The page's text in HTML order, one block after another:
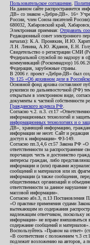
Пользовательское соглашение
На данном сайте распространяется
ДВ» со знаком «Дебри-ДВ». 16+
России, член Союза писателей
680032, Хабаровский край,
Электронная приемная: Отправить
Редакционный совет электронного
началах): К.А. Пронякин, И.Ю.
Л.Н. Левина, А.Ю. Жданов, Е.Н.
Свидетельство о регистрации СМИ
Федеральной службой по надзору в
коммуникаций (Роскомнадзор)
Федерация, зарубежные страны.
В 2006 г. проект «Дебри-ДВ» был
№ 125 «Об архивном деле в
Основной фонд архива составляют
рукописи по дальневосточной (РФ)
открытым в электронном виде,
документы к частной собственности
Гражданского кодекса РФ
Согласно ч.2. п.3. ст.17
информационных технологий и
информационных технологиях и о
ДВ», хранящий информацию,
информации не несет. Сайт и
доступ к информации» ФЗ-149.
Согласно пп.3,4,6 ст.57 Закона РФ
ответственности за распространение
порочащих честь и достоинство
интересы граждан, либо
информации и (или) правами
сообщений и материалов или их
информации (а также сообщения,
общественных организаций и
ответственности за данное нарушение
массовой информации».
Согласно абз.3, п.13
«О практике применения судами
вытекающим из содержания
надлежащим ответчиком, поскольку
информации» не вправе вмешиваться
содержание сообщений и материалов».
Воспользуйтесь «Правом на ответ»
«В соответствии с положением ч.3
подлежит возложению на авторов, а